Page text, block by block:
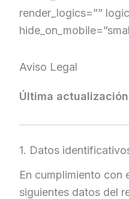
render_logics=””
Aviso Legal
Última
1. Datos
En cumplimiento
siguientes datos del